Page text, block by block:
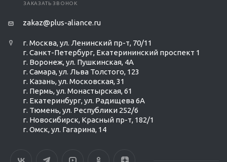
Ольга Кравченко
ЗАКАЗАТЬ ЗВОНОК
zakaz@plus-aliance.ru
г. Москва, ул. Ленинский пр-т, 70/11
г. Санкт-Петербург, Екатерининский проспект 1
г. Воронеж, ул. Пушкинская, 4А
г. Самара, ул. Льва Толстого, 123
г. Казань, ул. Московская, 31
г. Пермь, ул. Монастырская, 61
г. Екатеринбург, ул. Радищева 6А
г. Тюмень, ул. Республики 252/6
г. Новосибирск, Красный пр-т, 182/1
г. Омск, ул. ​Гагарина, 14